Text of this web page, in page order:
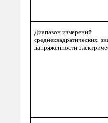
Диапазон измерений
среднеквадратических
напряженности